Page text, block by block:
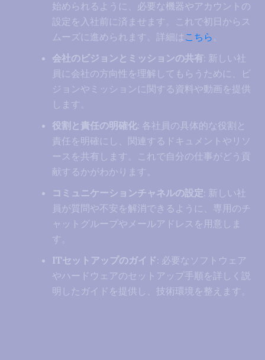
始められるように、必要な機器やアカウントの
設定を入社前に済ませます。これで初日からス
ムーズに進められます。詳細は こちら
会社のビジョンとミッションの共有: 新しい社
員に会社の方向性を理解してもらうために、ビ
ジョンやミッションに関する資料や動画を提供
します。
役割と責任の明確化: 各社員の具体的な役割と
責任を明確にし、関連するドキュメントやリソ
ースを共有します。これで自分の仕事がどう貢
献するかがわかります。
コミュニケーションチャネルの設定: 新しい社
員が質問や不安を解消できるように、専用のチ
ャットグループやメールアドレスを用意しま
す。
ITセットアップのガイド: 必要なソフトウェア
やハードウェアのセットアップ手順を詳しく説
明したガイドを提供し、技術環境を整えます。